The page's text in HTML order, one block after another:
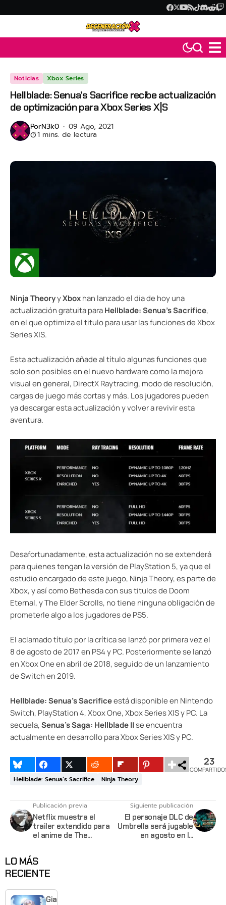
Noticias Xbox Series
Hellblade: Senua’s Sacrifice recibe actualización
de optimización para Xbox Series X|S
PorN3k0 09 Ago, 2021
1 mins. de lectura
Ninja TheoryyXboxhan lanzado el día de hoy una
actualización gratuita paraHellblade: Senua’s Sacrifice,
en el que optimiza el titulo para usar las funciones de Xbox
Series X|S.
Esta actualización añade al título algunas funciones que
solo son posibles en el nuevo hardware como la mejora
visual en general, DirectX Raytracing, modo de resolución,
cargas de juego más cortas y más. Los jugadores pueden
ya descargar esta actualización y volver a revivir esta
aventura.
Desafortunadamente, esta actualización no se extenderá
para quienes tengan la versión de PlayStation 5, ya que el
estudio encargado de este juego, Ninja Theory, es parte de
Xbox, y así como Bethesda con sus titulos de Doom
Eternal, y The Elder Scrolls, no tiene ninguna obligación de
prometerle algo a los jugadores de PS5.
El aclamado título por la crítica se lanzó por primera vez el
8 de agosto de 2017 en PS4 y PC. Posteriormente se lanzó
en Xbox One en abril de 2018, seguido de un lanzamiento
de Switch en 2019.
Hellblade: Senua’s Sacrificeestá disponible en Nintendo
Switch, PlayStation 4, Xbox One, Xbox Series X|S y PC. La
secuela,Senua’s Saga: Hellblade IIse encuentra
actualmente en desarrollo para Xbox Series X|S y PC.
23
Hellblade: Senua’s Sacrifice Ninja Theory
Publicación previa
Netflix muestra el
trailer extendido para
el anime de The
Siguiente publicación
El personaje DLC de
Umbrella será jugable
en agosto en la
LO MÁS
RECIENTE
Giant